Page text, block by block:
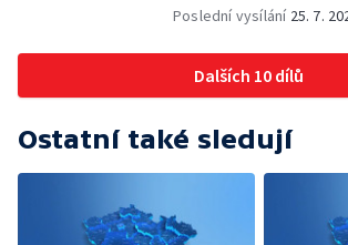
rodinné domy — Tatra
karase obecného —
Komenského sadech —
sítí ČT — Dobrovolný
dvoraně Bredy
Poslední vysílání 25. 7.
Dalších 10 dílů
Ostatní také sledují